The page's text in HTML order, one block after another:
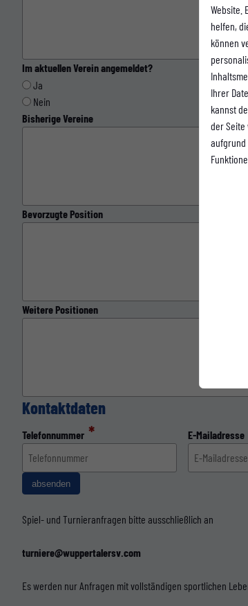
Website.
helfen,
können
Ihrer
kannst
der
aufgrund
Im aktuellen Verein angemeldet?
Ja
Nein
Bisherige Vereine
Bevorzugte Position
Weitere Positionen
Kontaktdaten
Telefonnummer * E-Mailadresse
absenden
Spiel- und Turnieranfragen bitte ausschließlich an
turniere@wuppertalersv.com
Es werden nur Anfragen mit vollständigen sportlichen